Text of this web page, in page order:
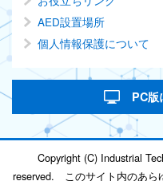
AED設置場所
個人情報保護について
PC版
Copyright (C) Industrial
reserved. このサイト内のあら